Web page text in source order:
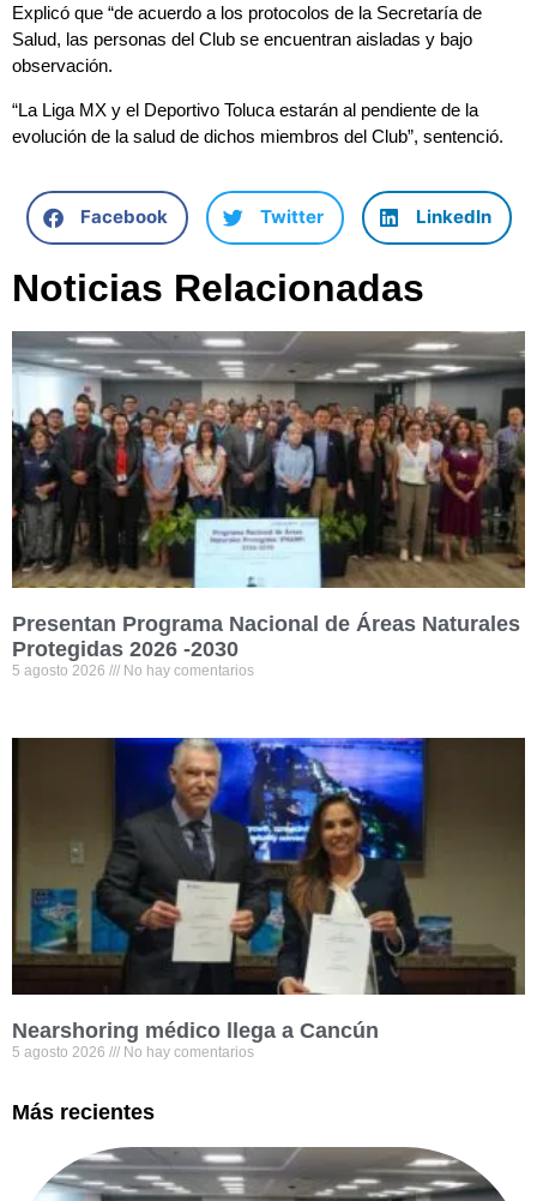
Explicó que “de acuerdo a los protocolos de la Secretaría de
Salud, las personas del Club se encuentran aisladas y bajo
observación.
“La Liga MX y el Deportivo Toluca estarán al pendiente de la
evolución de la salud de dichos miembros del Club”, sentenció.
Facebook Twitter LinkedIn
Noticias Relacionadas
Presentan Programa Nacional de Áreas Naturales
Protegidas 2026 -2030
5 agosto 2026 No hay comentarios
Nearshoring médico llega a Cancún
5 agosto 2026 No hay comentarios
Más recientes